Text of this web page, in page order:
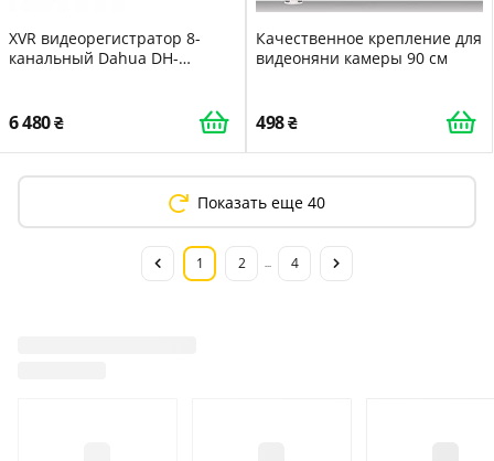
XVR видеорегистратор 8-
канальный Dahua DH-
видеонаблюдения
6 480
Качественное крепление для
видеоняни камеры 90 см
498
Показать еще 40
1 2 4